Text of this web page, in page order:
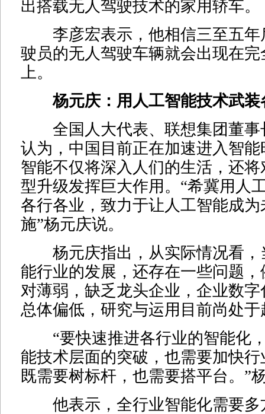
出搭载无人驾驶技术的家用轿车。
李彦宏表示，他相信三至五年
驶员的无人驾驶车辆就会出现在
上。
杨元庆：用人工智能技术武装
全国人大代表、联想集团董事
认为，中国目前正在加速进入智
智能不仅将深入人们的生活，还
型升级发挥巨大作用。“希冀用人
各行各业，致力于让人工智能成
施”杨元庆说。
杨元庆指出，从实际情况看，
能行业的发展，还存在一些问题
对薄弱，缺乏龙头企业，企业数
总体偏低，研究与运用目前尚处
“要快速推进各行业的智能化
能技术层面的突破，也需要加快
既需要树标杆，也需要搭平台。”
他表示，全行业智能化需要多